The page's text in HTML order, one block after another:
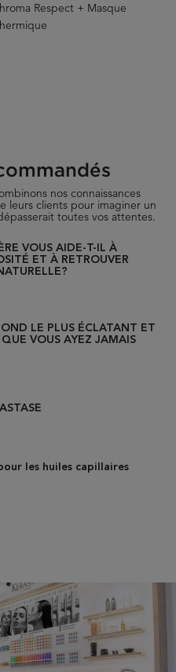
Respect + Masque
nos connaissances
leurs clients pour imaginer un
toutes vos attentes.
VOUS AIDE-T-IL À
ET À RETROUVER
LE PLUS ÉCLATANT ET
VOUS AYEZ JAMAIS
les huiles capillaires